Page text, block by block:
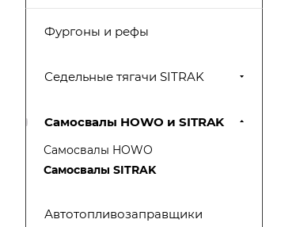
Фургоны и рефы
Седельные тягачи SITRAK
Самосвалы HOWO и SITRAK
Самосвалы HOWO
Самосвалы SITRAK
Автотопливозаправщики